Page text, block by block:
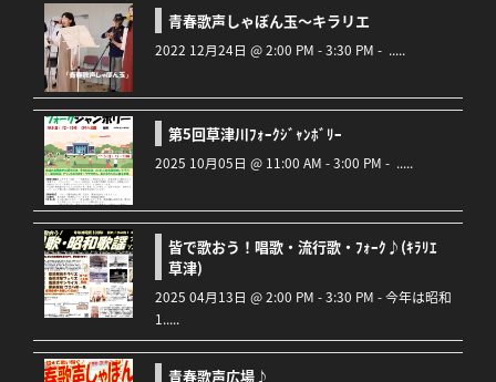
青春歌声しゃぼん玉～キラリエ
2022 12月24日 @ 2:00 PM - 3:30 PM - .....
第5回草津川ﾌｫｰｸｼﾞｬﾝﾎﾞﾘｰ
2025 10月05日 @ 11:00 AM - 3:00 PM - .....
皆で歌おう！唱歌・流行歌・ﾌｫｰｸ♪(ｷﾗﾘｴ
草津)
2025 04月13日 @ 2:00 PM - 3:30 PM - 今年は昭和
1.....
青春歌声広場♪